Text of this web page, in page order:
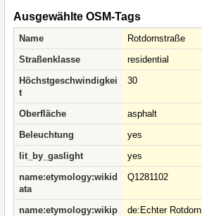
Ausgewählte OSM-Tags
Name
Rotdornstraße
Straßenklasse
residential
Höchstgeschwindigkei
t
30
Oberfläche
asphalt
Beleuchtung
yes
lit_by_gaslight
yes
name:etymology:wikid
ata
Q1281102
name:etymology:wikip
de:Echter Rotdorn